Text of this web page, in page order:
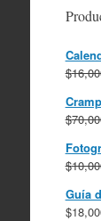
$
$
$
Guía
$